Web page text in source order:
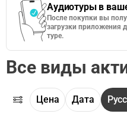
Аудиотуры в
После покупки вы
загрузки приложения
туре.
Все виды
Цена Дата